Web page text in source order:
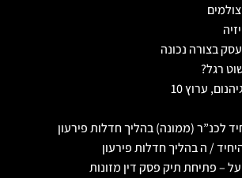
בצורה נכונה
רגל?
ערוץ 10
לכנ”ר (ממונה) בהליך חדלות פירעון
/ ה בהליך חדלות פירעון
– פתיחת תיק פסק דין מזונות